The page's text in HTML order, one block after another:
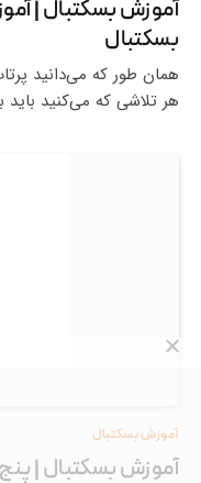
بسکتبال
همان طور که می‌دانید
هر تلاشی که می‌کنید باید
آموزش بسکتبال
آموزش بسکتبال |